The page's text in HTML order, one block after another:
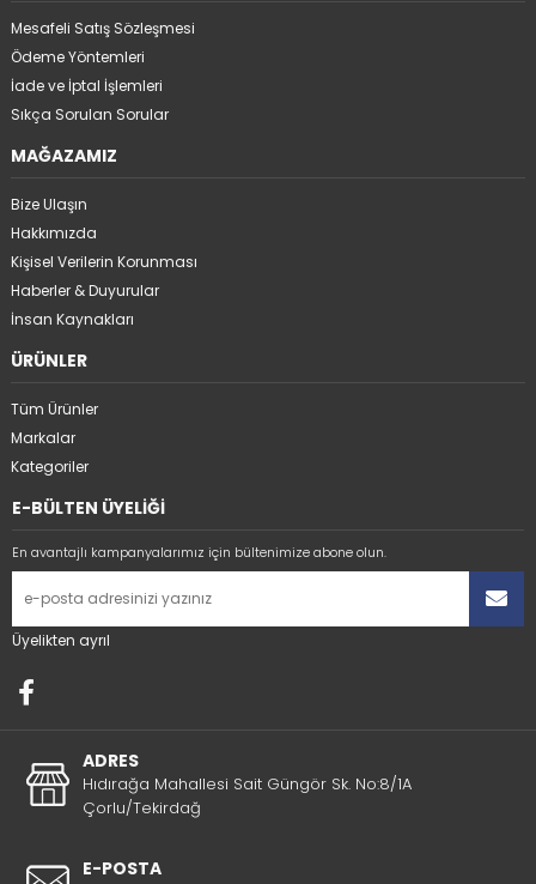
Mesafeli Satış Sözleşmesi
Ödeme Yöntemleri
İade ve İptal İşlemleri
Sıkça Sorulan Sorular
MAĞAZAMIZ
Bize Ulaşın
Hakkımızda
Kişisel Verilerin Korunması
Haberler & Duyurular
İnsan Kaynakları
ÜRÜNLER
Tüm Ürünler
Markalar
Kategoriler
E-BÜLTEN ÜYELİĞİ
En avantajlı kampanyalarımız için bültenimize abone olun.
Üyelikten ayrıl
ADRES
Hıdırağa Mahallesi Sait Güngör Sk. No:8/1A
Çorlu/Tekirdağ
E-POSTA